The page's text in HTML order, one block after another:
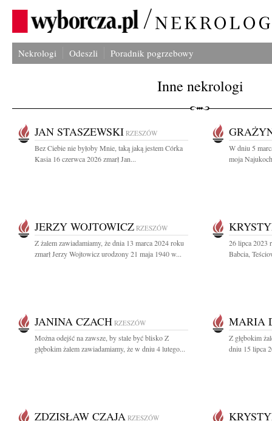
Nekrologi Odeszli Poradnik pogrzebowy
Inne nekrologi
JAN STASZEWSKI RZESZÓW
Bez Ciebie nie byłoby Mnie, taką jaką jestem Córka
Kasia 16 czerwca 2026 zmarł Jan...
W dniu 5
moja
JERZY WOJTOWICZ RZESZÓW
Z żalem zawiadamiamy, że dnia 13 marca 2024 roku
zmarł Jerzy Wojtowicz urodzony 21 maja 1940 w...
26 lipca 2023
Babcia,
JANINA CZACH RZESZÓW
Można odejść na zawsze, by stale być blisko Z
głębokim żalem zawiadamiamy, że w dniu 4 lutego...
MARIA
Z głębokim
dniu 15 lipca
ZDZISŁAW CZAJA RZESZÓW